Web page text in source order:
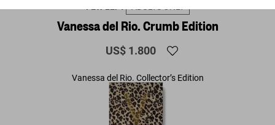
Vanessa del Rio. Crumb Edition
US$ 1.800
Vanessa del Rio. Collector’s Edition